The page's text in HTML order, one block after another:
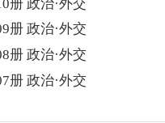
册 政治·外交
册 政治·外交
册 政治·外交